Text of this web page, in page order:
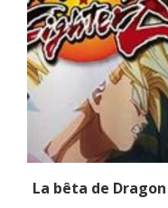
La bêta de